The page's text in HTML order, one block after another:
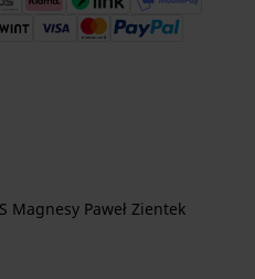
Magnesy Paweł Zientek